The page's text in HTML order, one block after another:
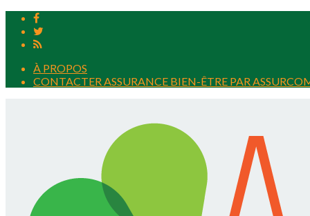
À PROPOS
CONTACTER ASSURANCE BIEN-ÊTRE PAR